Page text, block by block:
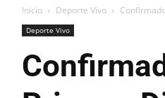
Inicio Deporte Vivo
Deporte Vivo